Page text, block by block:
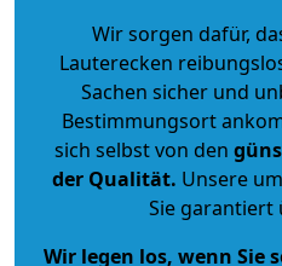
Wir sorgen dafür,
Lauterecken
Sachen sicher und
Bestimmungsort
sich selbst von den
der Qualität. Unsere
Sie garantiert
Wir legen los, wenn Sie